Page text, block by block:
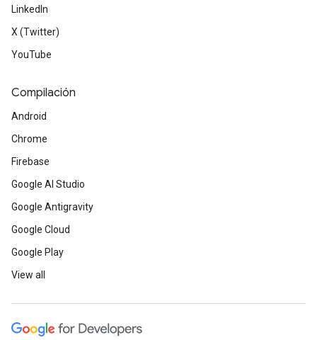
LinkedIn
X (Twitter)
YouTube
Compilación
Android
Chrome
Firebase
Google AI Studio
Google Antigravity
Google Cloud
Google Play
View all